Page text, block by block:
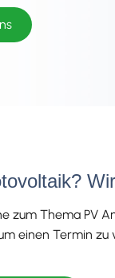
zum Thema PV
einen Termin zu